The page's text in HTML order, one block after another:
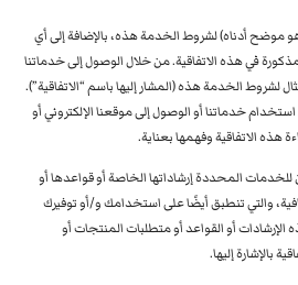
أدناه) لشروط الخدمة هذه، بالإضافة إلى أي
في هذه الاتفاقية. من خلال الوصول إلى خدماتنا
لشروط الخدمة هذه (المشار إليها باسم “الاتفاقية”).
خدماتنا أو الوصول إلى موقعنا الإلكتروني أو
هذه الاتفاقية وفهمها بعناية.
للخدمات المحددة إرشاداتها الخاصة أو قواعدها أو
والتي تنطبق أيضًا على استخدامك و/أو توفيرك
أو القواعد أو متطلبات المنتجات أو
بالإشارة إليها.